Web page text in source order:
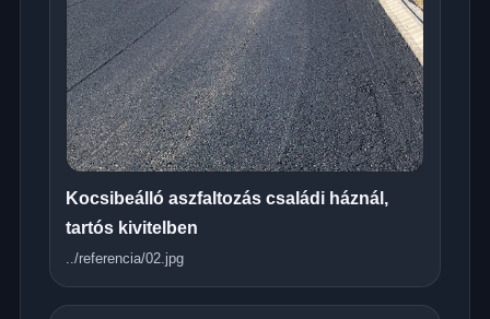
Kocsibeálló aszfaltozás családi háznál,
tartós kivitelben
../referencia/02.jpg